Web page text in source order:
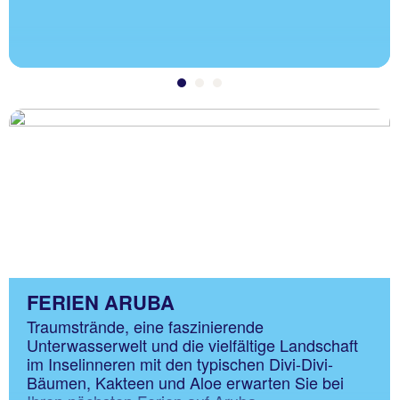
FERIEN ARUBA
Traumstrände, eine faszinierende
Unterwasserwelt und die vielfältige Landschaft
im Inselinneren mit den typischen Divi-Divi-
Bäumen, Kakteen und Aloe erwarten Sie bei